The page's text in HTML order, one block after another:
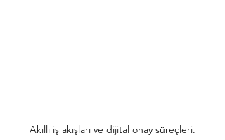
Akıllı iş akışları ve dijital onay süreçleri.